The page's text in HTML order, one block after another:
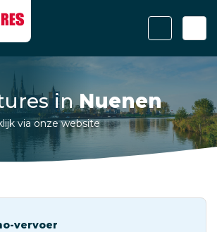
inNuenen
via onze website
vervoer